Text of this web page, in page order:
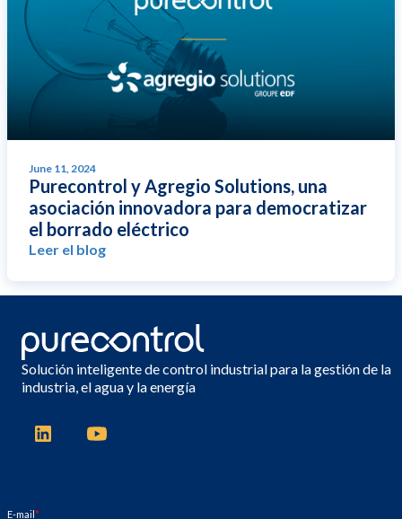
June 11, 2024
Purecontrol y Agregio Solutions, una
asociación innovadora para democratizar
el borrado eléctrico
Leer el blog
Solución inteligente de control industrial para la gestión de la
industria, el agua y la energía